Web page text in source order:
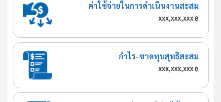
ค่าใช้จ่ายในการดำเนินงานสะสม
xxx,xxx,xxx฿
กำไร-ขาดทุนสุทธิสะสม
xxx,xxx,xxx฿